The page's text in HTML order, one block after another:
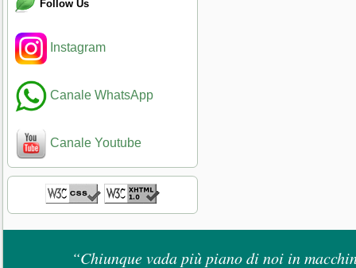
Follow Us
Instagram
Canale WhatsApp
Canale Youtube
“Chiunque vada più piano di noi in